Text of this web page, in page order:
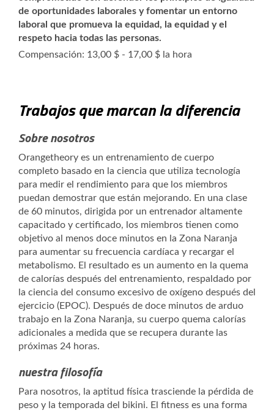
de oportunidades laborales y fomentar un entorno
laboral que promueva la equidad, la equidad y el
respeto hacia todas las personas.
Compensación: 13,00 $ - 17,00 $ la hora
Trabajos que marcan la diferencia
Sobre nosotros
Orangetheory es un entrenamiento de cuerpo
completo basado en la ciencia que utiliza tecnología
para medir el rendimiento para que los miembros
puedan demostrar que están mejorando. En una clase
de 60 minutos, dirigida por un entrenador altamente
capacitado y certificado, los miembros tienen como
objetivo al menos doce minutos en la Zona Naranja
para aumentar su frecuencia cardíaca y recargar el
metabolismo. El resultado es un aumento en la quema
de calorías después del entrenamiento, respaldado por
la ciencia del consumo excesivo de oxígeno después del
ejercicio (EPOC). Después de doce minutos de arduo
trabajo en la Zona Naranja, su cuerpo quema calorías
adicionales a medida que se recupera durante las
próximas 24 horas.
nuestra filosofía
Para nosotros, la aptitud física trasciende la pérdida de
peso y la temporada del bikini. El fitness es una forma